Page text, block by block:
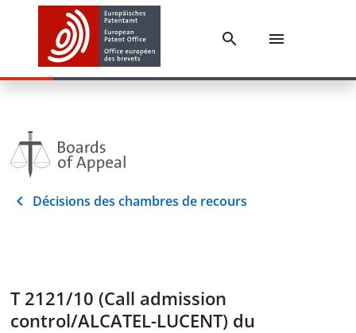
Décisions des chambres de recours
T 2121/10 (Call admission
control/ALCATEL-LUCENT) du